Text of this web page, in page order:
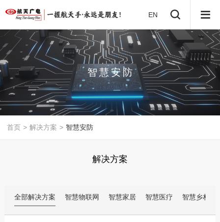
EN
智慧安防
首页 > 解决方案 > 智慧安防
解决方案
全部解决方案 智慧物联网 智慧家居 智慧医疗 智慧乡村